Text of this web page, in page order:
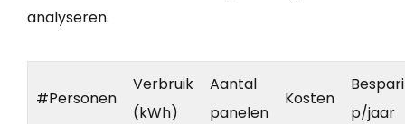
analyseren.
#Personen
Verbruik
(kWh)
Aantal
panelen
Kosten
p/jaar